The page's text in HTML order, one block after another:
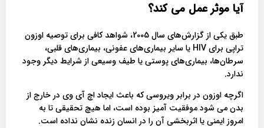
آیا موثر عمل می کند؟
طبق یکی از گزارش‌های سال 2005، شواهد کافی برای توصیه اوزون‌
تراپی برای HIV یا سایر بیماری‌های عفونی، بیماری‌های قلبی،
سرطان‌ها، بیماری‌های پوستی یا طیف وسیعی از شرایط دیگر وجود
ندارد.
اگرچه اوزون در برابر ویروسی که باعث ایجاد اچ آی وی در خارج از
بدن می شود موفقیت آمیز بوده است، اما هیچ تحقیقی تا به
امروز ایمنی یا اثربخشی آن را در انسان زنده نشان نداده است.